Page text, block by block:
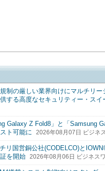
制の厳しい業界向けにマルチリ
する高度なセキュリティー・ス
Galaxy Z Fold8」と「Samsung
ト可能に
2026年08月07日 ビジネ
リ国営銅公社(CODELCO)と
を開始
2026年08月06日 ビジネス